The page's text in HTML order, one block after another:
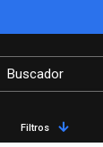
Filtros